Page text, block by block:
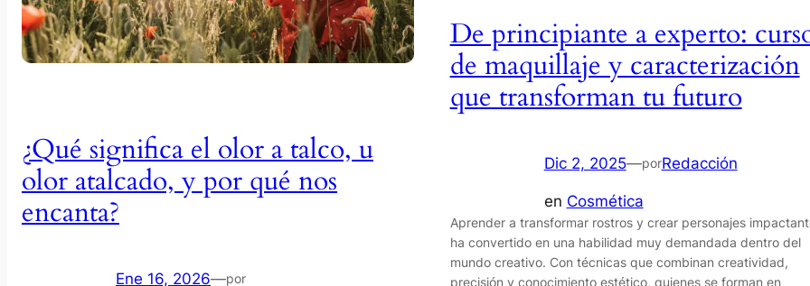
¿Qué significa el olor a talco, u
olor atalcado, y por qué nos
encanta?
Ene 16, 2026—por
De principiante a experto:
de maquillaje y caracterización
que transforman tu futuro
Dic 2, 2025—porRedacción
en Cosmética
Aprender a transformar rostros y crear personajes
ha convertido en una habilidad muy demandada dentro del
mundo creativo. Con técnicas que combinan creatividad,
precisión y conocimiento estético, quienes se forman en